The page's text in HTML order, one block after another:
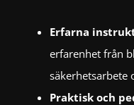
Erfarna
erfarenhet från
säkerhetsarbete
Praktisk och